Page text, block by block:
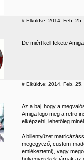
# Elküldve: 2014. Feb. 25.
De miért kell fekete
# Elküldve: 2014. Feb. 25.
Az a baj, hogy a
Amiga logo meg a retro
elképzelni, lehetőleg
A billentyűzet
megegyező, custom-
emlékeztetni), vagy
hülyegyerekek járnak az